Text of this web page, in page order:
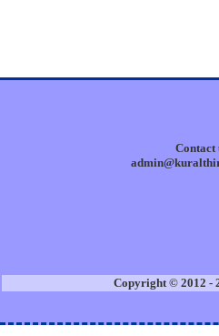
Contact
Copyright © 2012 -